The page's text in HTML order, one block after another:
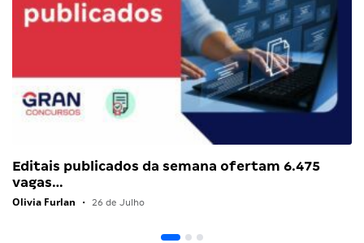
Editais publicados da semana ofertam 6.475
vagas…
Olivia Furlan • 26 de Julho